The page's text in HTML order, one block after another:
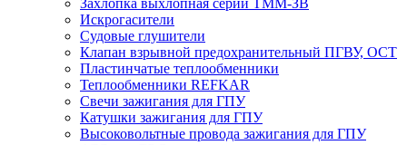
Искрогасители
Судовые глушители
Клапан взрывной предохранительный ПГВУ, ОСТ
Пластинчатые теплообменники
Теплообменники REFKAR
Свечи зажигания для ГПУ
Катушки зажигания для ГПУ
Высоковольтные провода зажигания для ГПУ